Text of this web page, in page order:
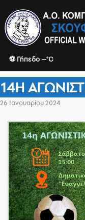
⚽ Γήπεδο --°C
14Η
26 Ιανουαρίου 2024